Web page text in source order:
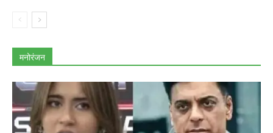
मनोरंजन